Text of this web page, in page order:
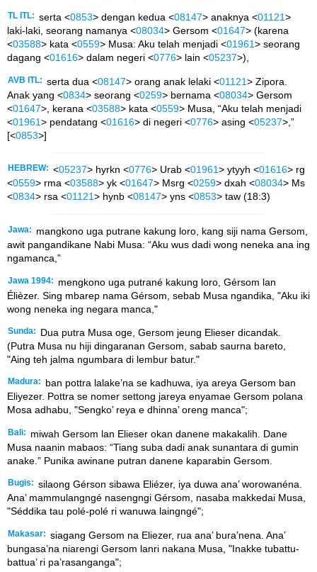
TL ITL: serta <0853> dengan kedua <08147> anaknya <01121>
laki-laki, seorang namanya <08034> Gersom <01647> (karena
<03588> kata <0559> Musa: Aku telah menjadi <01961> seorang
dagang <01616> dalam negeri <0776> lain <05237>),
AVB ITL: serta dua <08147> orang anak lelaki <01121> Zipora.
Anak yang <0834> seorang <0259> bernama <08034> Gersom
<01647>, kerana <03588> kata <0559> Musa, “Aku telah menjadi
<01961> pendatang <01616> di negeri <0776> asing <05237>,”
[<0853>]
HEBREW: <05237> hyrkn <0776> Urab <01961> ytyyh <01616> rg
<0559> rma <03588> yk <01647> Msrg <0259> dxah <08034> Ms
<0834> rsa <01121> hynb <08147> yns <0853> taw (18:3)
Jawa:
mangkono uga putrane kakung loro, kang siji nama Gersom,
awit pangandikane Nabi Musa: “Aku wus dadi wong neneka ana ing
ngamanca,”
Jawa 1994:
mengkono uga putrané kakung loro, Gérsom lan
Élièzer. Sing mbarep nama Gérsom, sebab Musa ngandika, "Aku iki
wong neneka ing negara manca,"
Sunda:
Dua putra Musa oge, Gersom jeung Elieser dicandak.
(Putra Musa nu hiji dingaranan Gersom, sabab saurna bareto,
"Aing teh jalma ngumbara di lembur batur."
Madura:
ban pottra lalake’na se kadhuwa, iya areya Gersom ban
Eliyezer. Pottra se nomer settong jareya enyamae Gersom polana
Mosa adhabu, "Sengko’ reya e dhinna’ oreng manca";
Bali:
miwah Gersom lan Elieser okan danene makakalih. Dane
Musa naanin mabaos: “Tiang suba dadi anak sunantara di gumin
anake.” Punika awinane putran danene kaparabin Gersom.
Bugis: silaong Gérson sibawa Eliézer, iya duwa ana’ worowanéna.
Ana’ mammulangngé nasengngi Gérsom, nasaba makkedai Musa,
"Séddika tau polé-polé ri wanuwa laingngé";
Makasar: siagang Gersom na Eliezer, rua ana’ bura’nena. Ana’
bungasa’na niarengi Gersom lanri nakana Musa, "Inakke tubattu-
battua’ ri pa’rasanganga";